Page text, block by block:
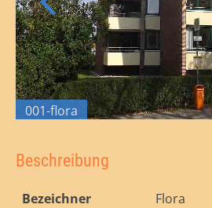
001-flora
Beschreibung
Bezeichner
Flora